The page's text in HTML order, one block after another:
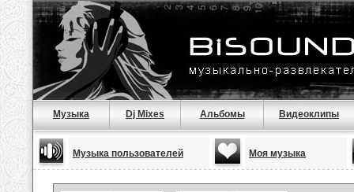
Музыка Dj Mixes Альбомы Видеоклипы
Музыка пользователей Моя музыка